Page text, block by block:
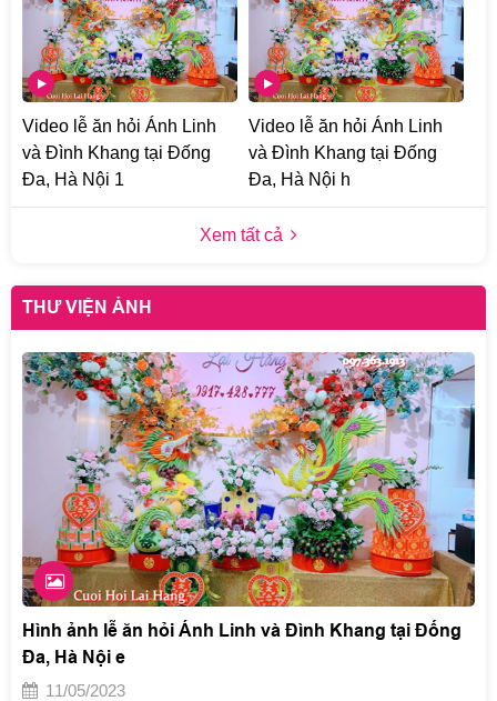
Video lễ ăn hỏi Ánh Linh
và Đình Khang tại Đống
Đa, Hà Nội 1
Video lễ ăn hỏi Ánh Linh
và Đình Khang tại Đống
Đa, Hà Nội h
Xem tất cả
THƯ VIỆN ẢNH
Hình ảnh lễ ăn hỏi Ánh Linh và Đình Khang tại Đống
Đa, Hà Nội e
11/05/2023